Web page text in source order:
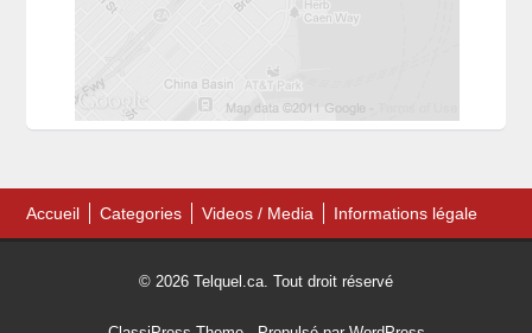
Accueil Categories Videos / Media Informations légale
© 2026 Telquel.ca. Tout droit réservé